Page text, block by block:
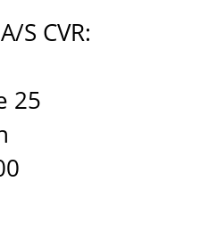
S CVR:
25